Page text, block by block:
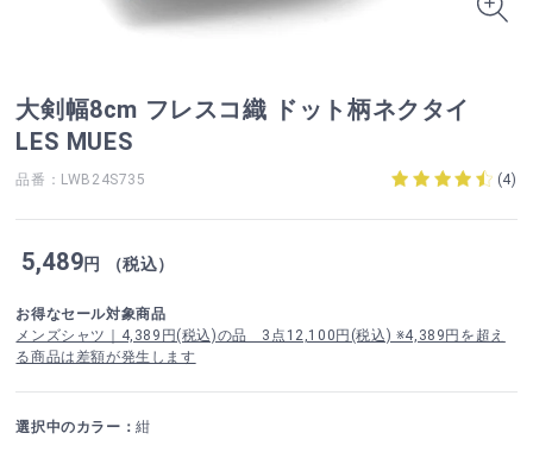
大剣幅8cm フレスコ織 ドット柄ネクタイ
LES MUES
品番：LWB24S735 (4)
5,489円 （税込）
お得なセール対象商品
メンズシャツ｜4,389円(税込)の品 3点12,100円(税込) ※4,389円を超え
る商品は差額が発生します
選択中のカラー：紺